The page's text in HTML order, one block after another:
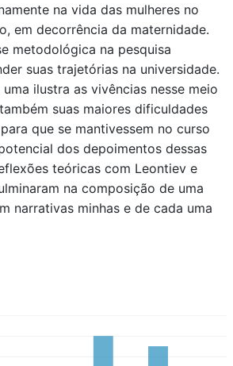
na vida das mulheres no
em decorrência da maternidade.
metodológica na pesquisa
suas trajetórias na universidade.
ilustra as vivências nesse meio
suas maiores dificuldades
que se mantivessem no curso
dos depoimentos dessas
teóricas com Leontiev e
na composição de uma
narrativas minhas e de cada uma